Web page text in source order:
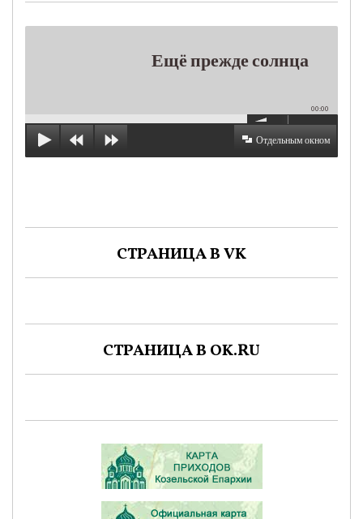
Ещё прежде солнца
00:00
Отдельным окном
СТРАНИЦА В VK
СТРАНИЦА В OK.RU